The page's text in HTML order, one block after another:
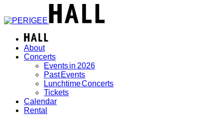
About
Concerts
Events in 2026
Past Events
Lunchtime Concerts
Tickets
Calendar
Rental